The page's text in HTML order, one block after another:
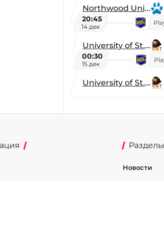
Northwood University
20:45
14 дек
University of St. Thomas
00:30
15 дек
University of St. Thomas
Разделы
Новости